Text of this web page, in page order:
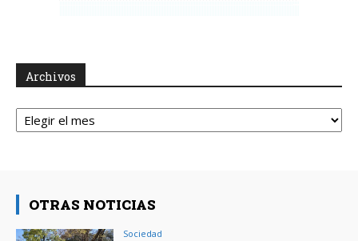
Archivos
Archivos
OTRAS NOTICIAS
Sociedad